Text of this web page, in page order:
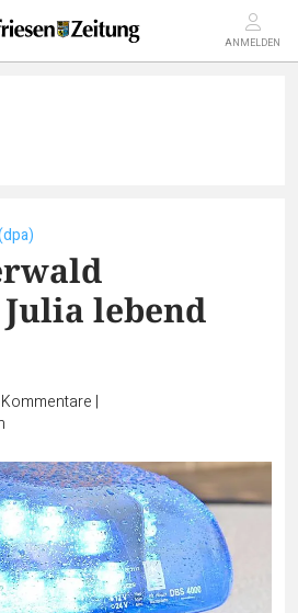
ANMELDEN
lebend
Kommentare |